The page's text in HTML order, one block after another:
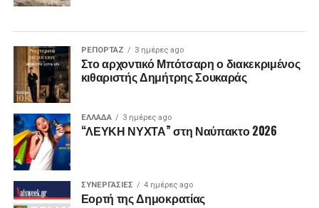
ΡΕΠΟΡΤΑΖ 3 ημέρες ago
Στο αρχοντικό Μπότσαρη ο διακεκριμένος
κιθαριστής Δημήτρης Σουκαράς
ΕΛΛΑΔΑ 3 ημέρες ago
“ΛΕΥΚΗ ΝΥΧΤΑ” στη Ναύπακτο 2026
ΣΥΝΕΡΓΑΣΙΕΣ 4 ημέρες ago
Εορτή της Δημοκρατίας